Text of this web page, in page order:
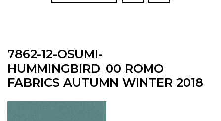
7862-12-OSUMI-
HUMMINGBIRD_00 ROMO
FABRICS AUTUMN WINTER 2018